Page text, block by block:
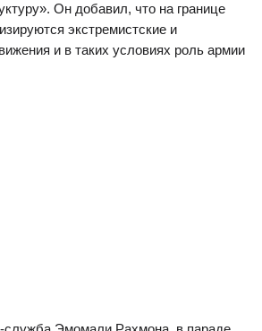
Он добавил, что на границе
экстремистские и
и в таких условиях роль армии